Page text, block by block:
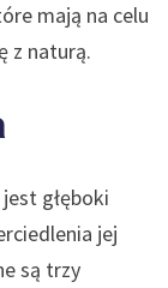
mają na celu
z naturą.
głęboki
jej
są trzy